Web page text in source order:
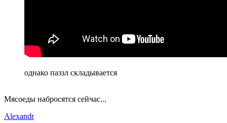
однако паззл складывается
Мясоеды набросятся сейчас...
Alexandr